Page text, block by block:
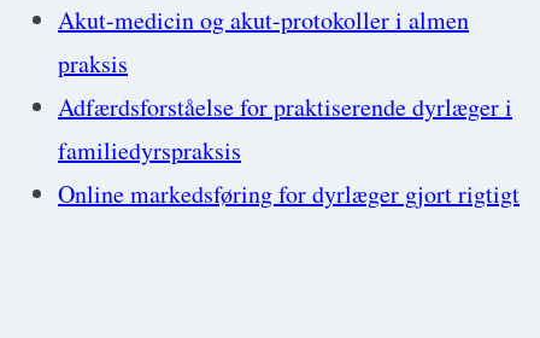
Akut-medicin og akut-protokoller i almen
praksis
Adfærdsforståelse for praktiserende dyrlæger i
familiedyrspraksis
Online markedsføring for dyrlæger gjort rigtigt